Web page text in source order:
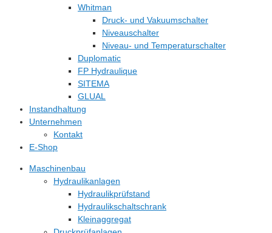
Whitman
Druck- und Vakuumschalter
Niveauschalter
Niveau- und Temperaturschalter
Duplomatic
FP Hydraulique
SITEMA
GLUAL
Instandhaltung
Unternehmen
Kontakt
E-Shop
Maschinenbau
Hydraulikanlagen
Hydraulikprüfstand
Hydraulikschaltschrank
Kleinaggregat